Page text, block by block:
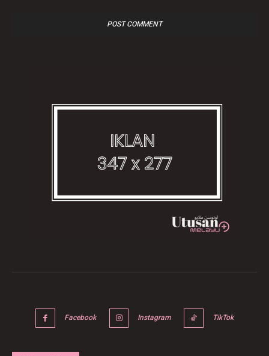
Facebook Instagram TikTok